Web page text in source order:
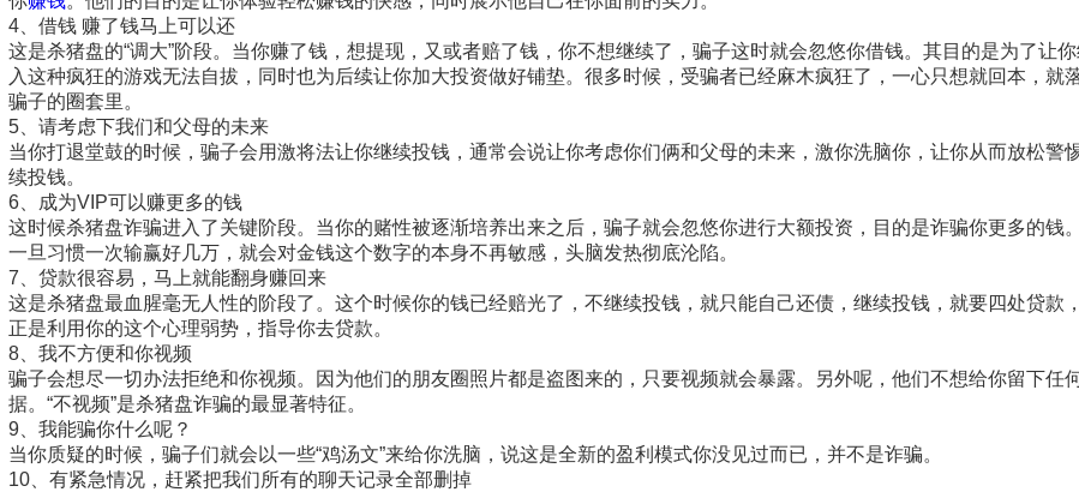
4、借钱 赚了钱马上可以还
这是杀猪盘的“调大”阶段。当你赚了钱，想提现，又或者赔了钱，你不想继续了，骗子这时就会忽悠你借钱。其目的是为了让
入这种疯狂的游戏无法自拔，同时也为后续让你加大投资做好铺垫。很多时候，受骗者已经麻木疯狂了，一心只想就回本，就
骗子的圈套里。
5、请考虑下我们和父母的未来
当你打退堂鼓的时候，骗子会用激将法让你继续投钱，通常会说让你考虑你们俩和父母的未来，激你洗脑你，让你从而放松警
续投钱。
6、成为VIP可以赚更多的钱
这时候杀猪盘诈骗进入了关键阶段。当你的赌性被逐渐培养出来之后，骗子就会忽悠你进行大额投资，目的是诈骗你更多的钱
一旦习惯一次输赢好几万，就会对金钱这个数字的本身不再敏感，头脑发热彻底沦陷。
7、贷款很容易，马上就能翻身赚回来
这是杀猪盘最血腥毫无人性的阶段了。这个时候你的钱已经赔光了，不继续投钱，就只能自己还债，继续投钱，就要四处贷款
正是利用你的这个心理弱势，指导你去贷款。
8、我不方便和你视频
骗子会想尽一切办法拒绝和你视频。因为他们的朋友圈照片都是盗图来的，只要视频就会暴露。另外呢，他们不想给你留下任
据。“不视频”是杀猪盘诈骗的最显著特征。
9、我能骗你什么呢？
当你质疑的时候，骗子们就会以一些“鸡汤文”来给你洗脑，说这是全新的盈利模式你没见过而已，并不是诈骗。
10、有紧急情况，赶紧把我们所有的聊天记录全部删掉